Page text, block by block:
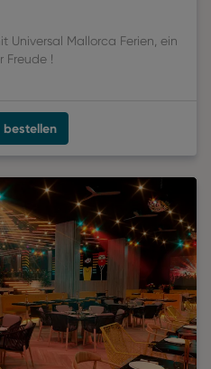
Universal Mallorca Ferien, ein
Freude !